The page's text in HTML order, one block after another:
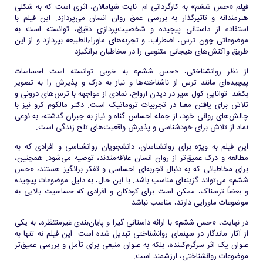
فیلم «حس ششم» به کارگردانی ام. نایت شیامالان، اثری است که به شکلی
هنرمندانه و تاثیرگذار به بررسی عمق روان انسان می‌پردازد. این فیلم با
استفاده از داستانی پیچیده و شخصیت‌پردازی دقیق، توانسته است به
موضوعاتی چون ترس، اضطراب، و تجربه‌های ماوراءالطبیعه بپردازد و از این
طریق واکنش‌های هیجانی متنوعی را در مخاطبان برانگیزد.
از نظر روانشناختی، «حس ششم» به خوبی توانسته است احساسات
پیچیده‌ای مانند ترس از ناشناخته‌ها و نیاز به درک و پذیرش را به تصویر
بکشد. توانایی کول سیر در دیدن ارواح، نمادی از مواجهه با ترس‌های درونی و
تلاش برای یافتن معنا در تجربیات تروماتیک است. دکتر مالکوم کرو نیز با
چالش‌های روانی خود، از جمله احساس گناه و نیاز به جبران گذشته، به نوعی
نماد از تلاش برای خودشناسی و پذیرش واقعیت‌های تلخ زندگی است.
این فیلم به ویژه برای روانشناسان، دانشجویان روانشناسی و افرادی که به
مطالعه و درک عمیق‌تر از روان انسان علاقه‌مندند، توصیه می‌شود. همچنین،
برای مخاطبانی که به دنبال تجربه‌ای احساسی و تفکر برانگیز هستند، «حس
ششم» می‌تواند گزینه‌ای مناسب باشد. با این حال، به دلیل موضوعات پیچیده
و بعضاً ترسناک، ممکن است برای کودکان و افرادی که حساسیت بالایی به
موضوعات ماورایی دارند، مناسب نباشد.
در نهایت، «حس ششم» با ارائه داستانی گیرا و پایان‌بندی غیرمنتظره، به یکی
از آثار ماندگار در سینمای روانشناختی تبدیل شده است. این فیلم نه تنها به
عنوان یک اثر سرگرم‌کننده، بلکه به عنوان منبعی برای تأمل و بررسی عمیق‌تر
موضوعات روانشناختی، ارزشمند است.